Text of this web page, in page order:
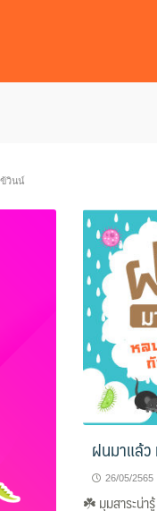
ข้วินน์
ฝนมาแล้ว
26/05/2565
☘️มุมสาระน่